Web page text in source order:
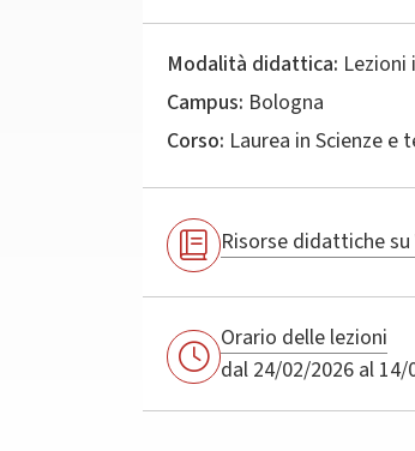
Modalità didattica:
Campus: Bologna
Corso: Laurea in Scienze e
Risorse didattiche
Orario delle lezioni
dal 24/02/2026 al 14/